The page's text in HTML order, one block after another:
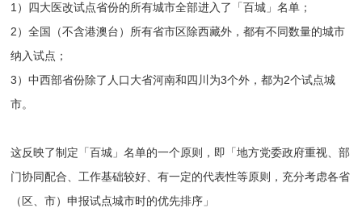
1）四大医改试点省份的所有城市全部进入了「百城」名单；
2）全国（不含港澳台）所有省市区除西藏外，都有不同数量的城市
纳入试点；
3）中西部省份除了人口大省河南和四川为3个外，都为2个试点城
市。
这反映了制定「百城」名单的一个原则，即「地方党委政府重视、部
门协同配合、工作基础较好、有一定的代表性等原则，充分考虑各省
（区、市）申报试点城市时的优先排序」